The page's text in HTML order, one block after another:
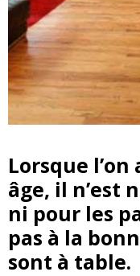
Lorsque
âge, il n’est
ni pour les
pas à la
sont à table.